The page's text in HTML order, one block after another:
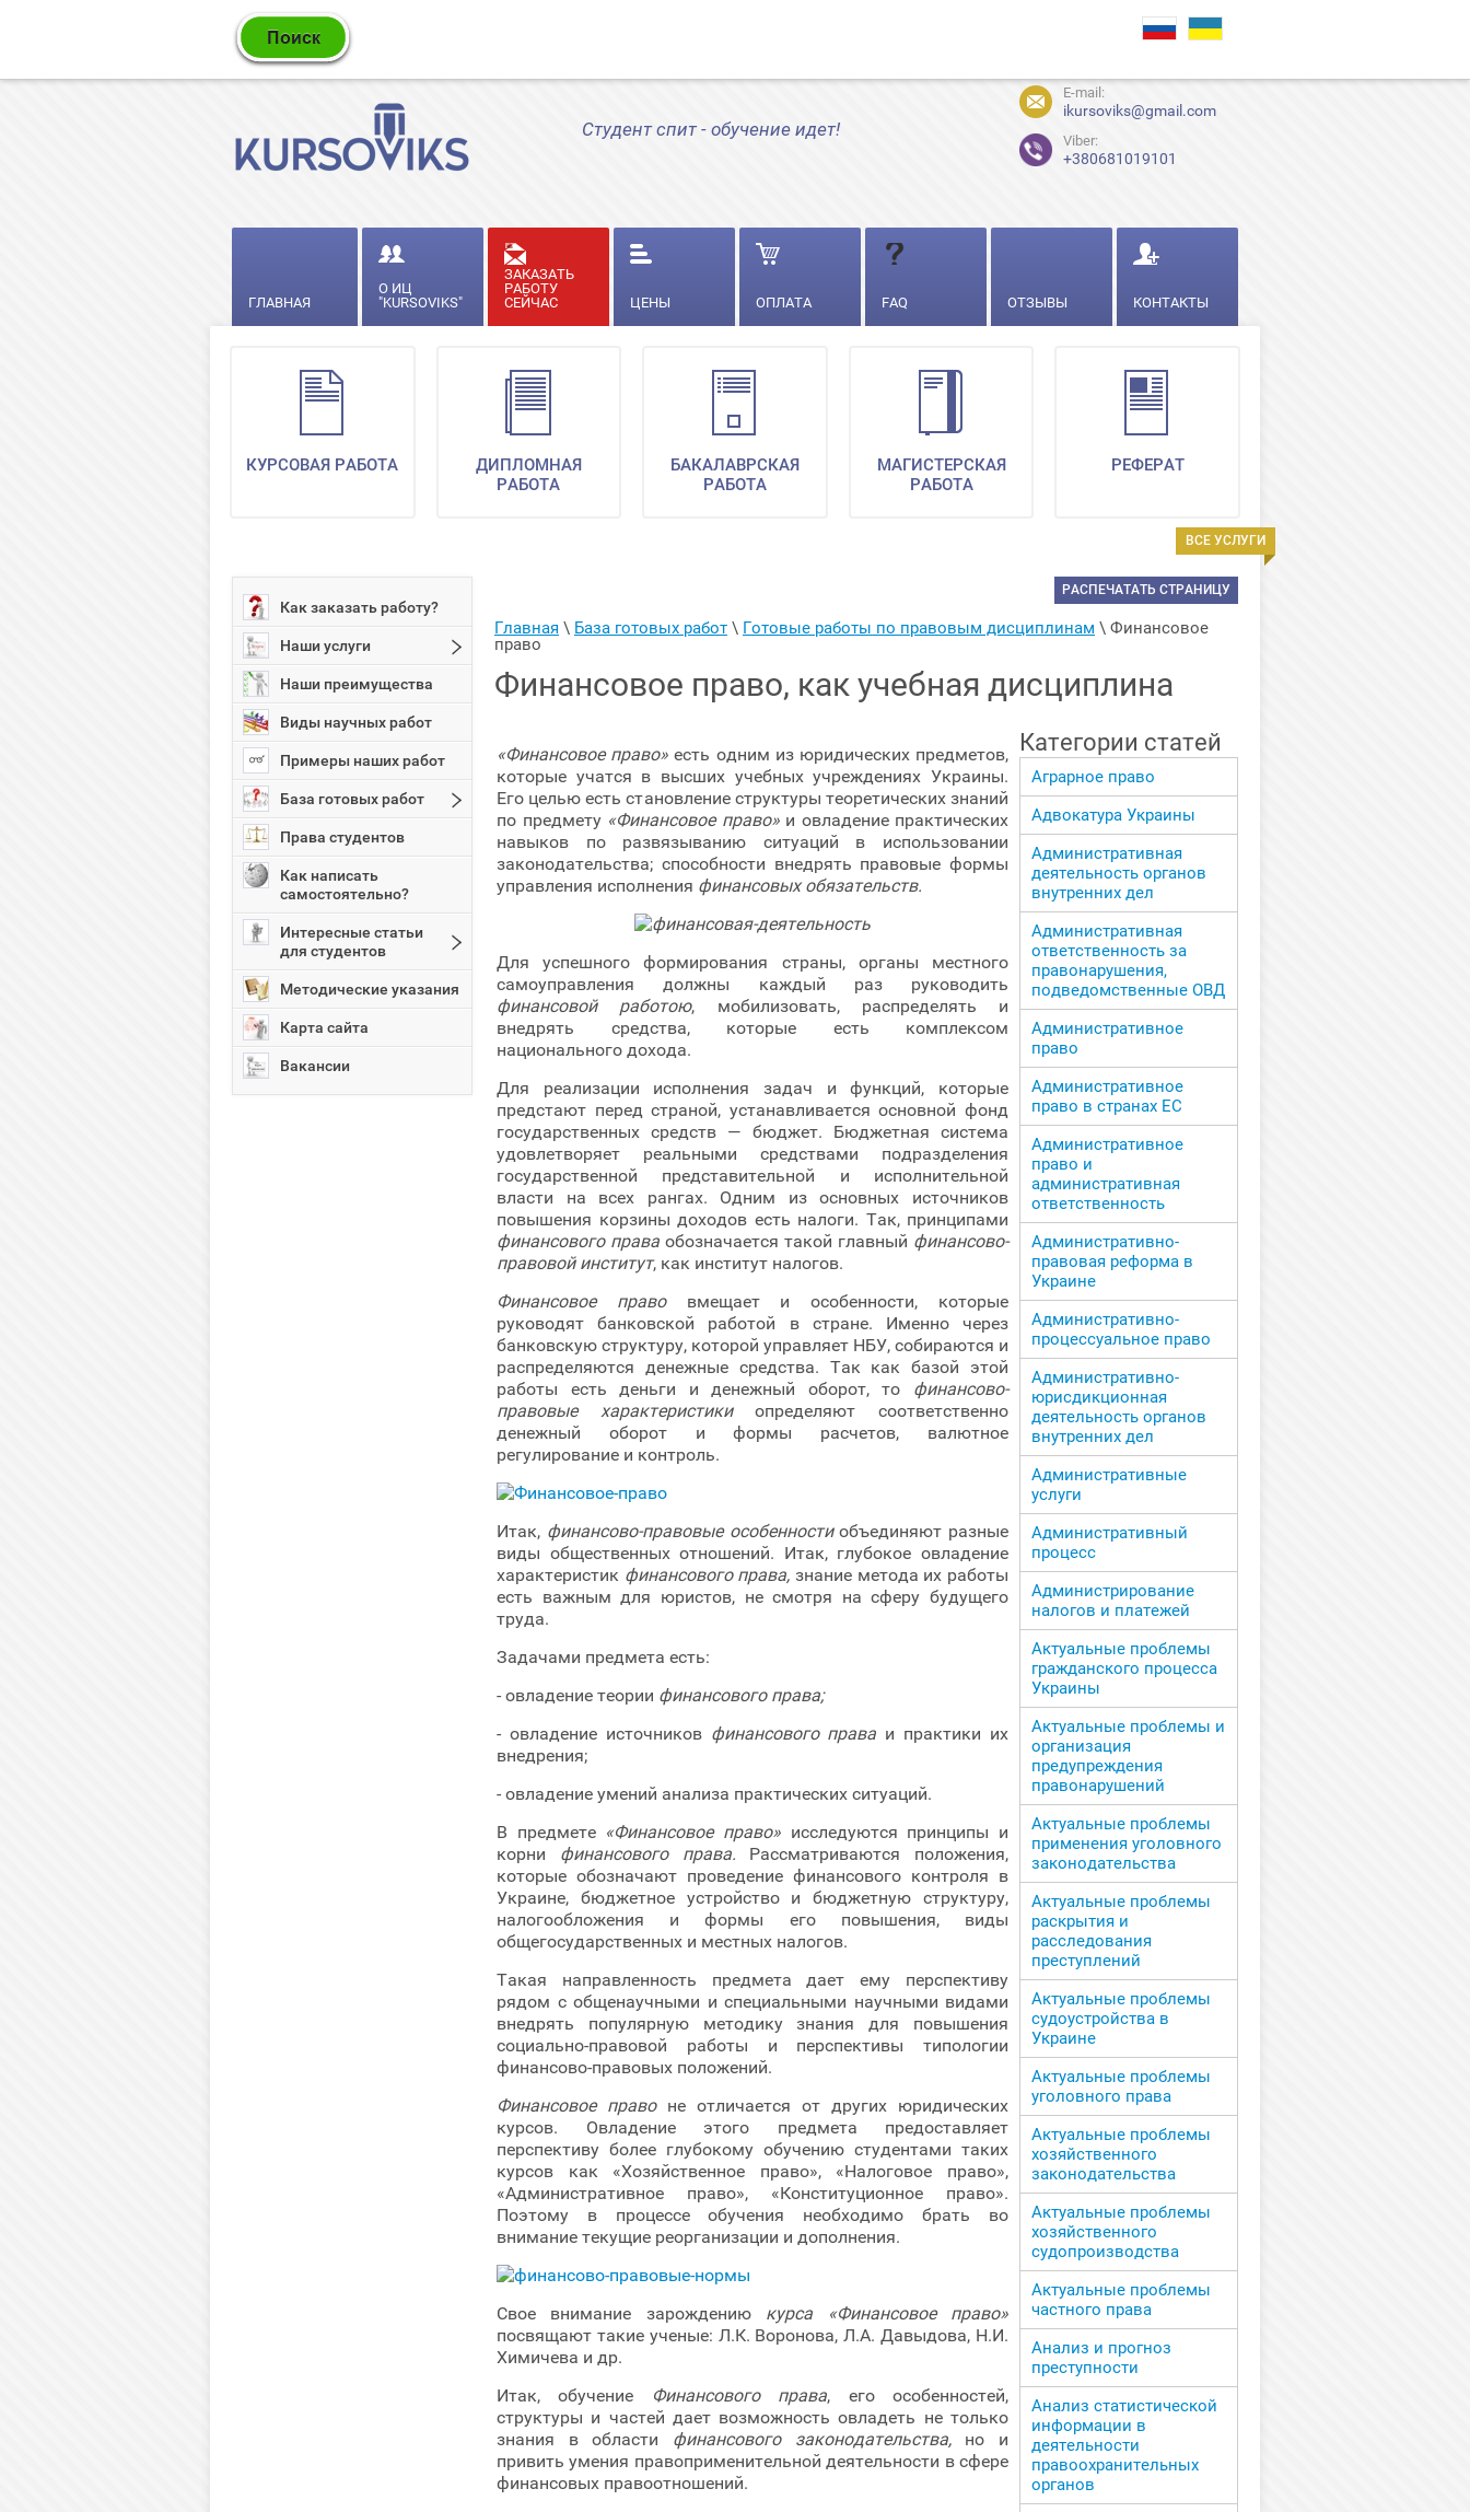
Студент спит - обучение идет!
E-mail:
ikursoviks@gmail.com
Viber:
+380681019101
ГЛАВНАЯ
О ИЦ
"KURSOVIKS"
ЗАКАЗАТЬ
РАБОТУ
СЕЙЧАС
ЦЕНЫ ОПЛАТА FAQ ОТЗЫВЫ КОНТАКТЫ
ВСЕ УСЛУГИ
КУРСОВАЯ РАБОТА
ДИПЛОМНАЯ
РАБОТА
БАКАЛАВРСКАЯ
РАБОТА
МАГИСТЕРСКАЯ
РАБОТА
РЕФЕРАТ
Как заказать работу?
Наши услуги
Наши преимущества
Виды научных работ
Примеры наших работ
База готовых работ
Права студентов
Как написать
самостоятельно?
Интересные статьи
для студентов
Методические указания
Карта сайта
Вакансии
РАСПЕЧАТАТЬ СТРАНИЦУ
Главная \ База готовых работ \ Готовые работы по правовым дисциплинам \ Финансовое
право
Финансовое право, как учебная дисциплина
«Финансовое право» есть одним из юридических предметов,
которые учатся в высших учебных учреждениях Украины.
Его целью есть становление структуры теоретических знаний
по предмету «Финансовое право»и овладение практических
навыков по развязыванию ситуаций в использовании
законодательства; способности внедрять правовые формы
управления исполнения финансовых обязательств.
Для успешного формирования страны, органы местного
самоуправления должны каждый раз руководить
финансовой работою, мобилизовать, распределять и
внедрять средства, которые есть комплексом
национального дохода.
Для реализации исполнения задач и функций, которые
предстают перед страной, устанавливается основной фонд
государственных средств — бюджет. Бюджетная система
удовлетворяет реальными средствами подразделения
государственной представительной и исполнительной
власти на всех рангах. Одним из основных источников
повышения корзины доходов есть налоги. Так, принципами
финансового права обозначается такой главный финансово-
правовой институт, как институт налогов.
Финансовое правовмещает и особенности, которые
руководят банковской работой в стране. Именно через
банковскую структуру, которой управляет НБУ, собираются и
распределяются денежные средства. Так как базой этой
работы есть деньги и денежный оборот, то финансово-
правовые характеристикиопределяют соответственно
денежный оборот и формы расчетов, валютное
регулирование и контроль.
Итак, финансово-правовые особенностиобъединяют разные
виды общественных отношений. Итак, глубокое овладение
характеристик финансового права, знание метода их работы
есть важным для юристов, не смотря на сферу будущего
труда.
Задачами предмета есть:
- овладение теории финансового права;
- овладение источников финансового права и практики их
внедрения;
- овладение умений анализа практических ситуаций.
В предмете «Финансовое право» исследуются принципы и
корни финансового права. Рассматриваются положения,
которые обозначают проведение финансового контроля в
Украине, бюджетное устройство и бюджетную структуру,
налогообложения и формы его повышения, виды
общегосударственных и местных налогов.
Такая направленность предмета дает ему перспективу
рядом с общенаучными и специальными научными видами
внедрять популярную методику знания для повышения
социально-правовой работы и перспективы типологии
финансово-правовых положений.
Финансовое правоне отличается от других юридических
курсов. Овладение этого предмета предоставляет
перспективу более глубокому обучению студентами таких
курсов как «Хозяйственное право», «Налоговое право»,
«Административное право», «Конституционное право».
Поэтому в процессе обучения необходимо брать во
внимание текущие реорганизации и дополнения.
Свое внимание зарождению курса «Финансовое право»
посвящают такие ученые: Л.К. Воронова, Л.А. Давыдова, Н.И.
Химичева и др.
Итак, обучение
Финансового права, его особенностей,
структуры и частей дает возможность овладеть не только
знания в области финансового законодательства,но и
привить умения правоприменительной деятельности в сфере
финансовых правоотношений.
Категории статей
Аграрное право
Адвокатура Украины
Административная
деятельность органов
внутренних дел
Административная
ответственность за
правонарушения,
подведомственные ОВД
Административное
право
Административное
право в странах ЕС
Административное
право и
административная
ответственность
Административно-
правовая реформа в
Украине
Административно-
процессуальное право
Административно-
юрисдикционная
деятельность органов
внутренних дел
Административные
услуги
Административный
процесс
Администрирование
налогов и платежей
Актуальные проблемы
гражданского процесса
Украины
Актуальные проблемы и
организация
предупреждения
правонарушений
Актуальные проблемы
применения уголовного
законодательства
Актуальные проблемы
раскрытия и
расследования
преступлений
Актуальные проблемы
судоустройства в
Украине
Актуальные проблемы
уголовного права
Актуальные проблемы
хозяйственного
законодательства
Актуальные проблемы
хозяйственного
судопроизводства
Актуальные проблемы
частного права
Анализ и прогноз
преступности
Анализ статистической
информации в
деятельности
правоохранительных
органов